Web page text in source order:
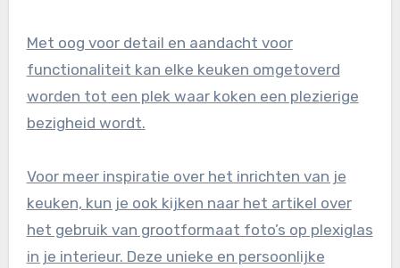
Met oog voor detail en aandacht voor
functionaliteit kan elke keuken omgetoverd
worden tot een plek waar koken een plezierige
bezigheid wordt.
Voor meer inspiratie over het inrichten van je
keuken, kun je ook kijken naar het artikel over
het gebruik van grootformaat foto’s op plexiglas
in je interieur. Deze unieke en persoonlijke